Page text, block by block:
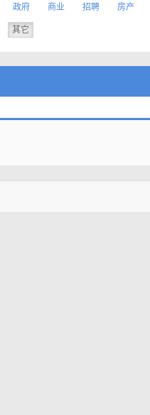
政府 商业 招聘 房产
其它